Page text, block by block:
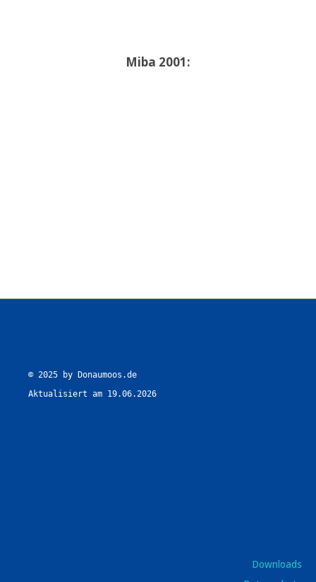
Miba 2001:
© 2025 by Donaumoos.de
Aktualisiert am 19.06.2026
Downloads